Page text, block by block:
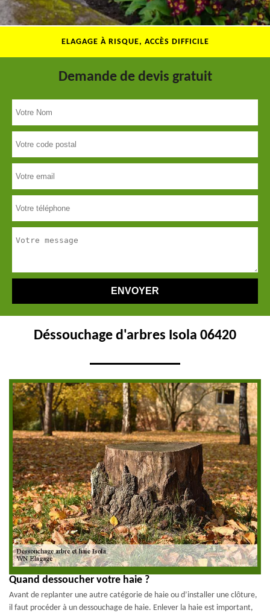
ELAGAGE À RISQUE, ACCÈS DIFFICILE
Demande de devis gratuit
Déssouchage d'arbres Isola 06420
Quand dessoucher votre haie ?
Avant de replanter une autre catégorie de haie ou d’installer une clôture,
il faut procéder à un dessouchage de haie. Enlever la haie est important,